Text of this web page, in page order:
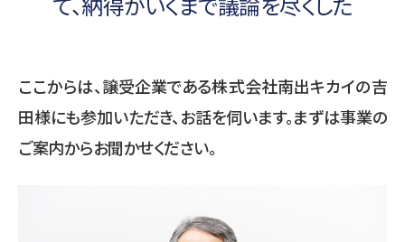
ここからは、譲受企業である株式会社南出キカイの吉
田様にも参加いただき、お話を伺います。まずは事業の
ご案内からお聞かせください。